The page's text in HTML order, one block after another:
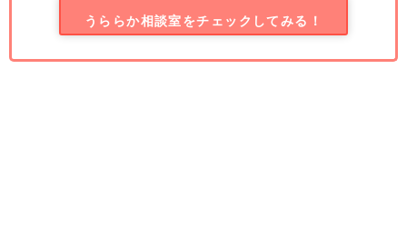
うららか相談室をチェックしてみる！